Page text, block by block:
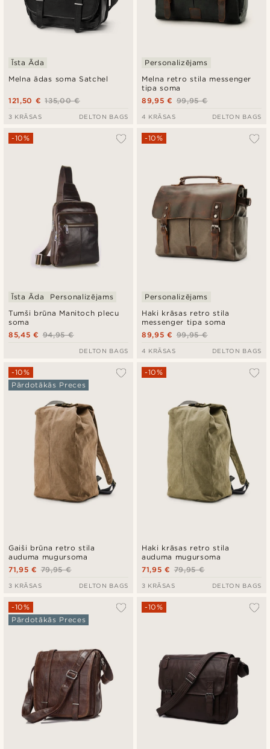
Melna ādas soma Satchel
Īsta Āda
135,00 €
121,50 €
3 KRĀSAS DELTON BAGS
Melna retro stila messenger
tipa soma
Personalizējams
99,95 €
89,95 €
4 KRĀSAS DELTON BAGS
Tumši brūna Manitoch plecu
soma
-10%
Īsta Āda Personalizējams
94,95 €
85,45 €
DELTON BAGS
Haki krāsas retro stila
messenger tipa soma
-10%
Personalizējams
99,95 €
89,95 €
4 KRĀSAS DELTON BAGS
Gaiši brūna retro stila
auduma mugursoma
-10%
Pārdotākās Preces
79,95 €
71,95 €
3 KRĀSAS DELTON BAGS
Haki krāsas retro stila
auduma mugursoma
-10%
79,95 €
71,95 €
3 KRĀSAS DELTON BAGS
-10%
Pārdotākās Preces
-10%